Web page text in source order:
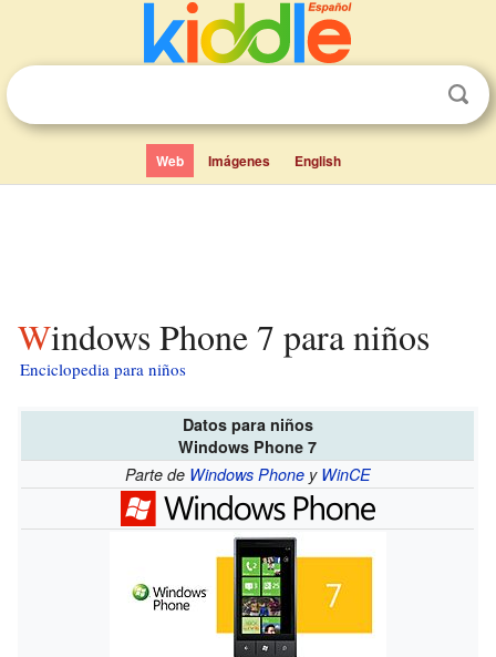
Web Imágenes English
Windows Phone 7 para niños
Enciclopedia para niños
Datos para niños
Windows Phone 7
Parte de Windows Phoney WinCE